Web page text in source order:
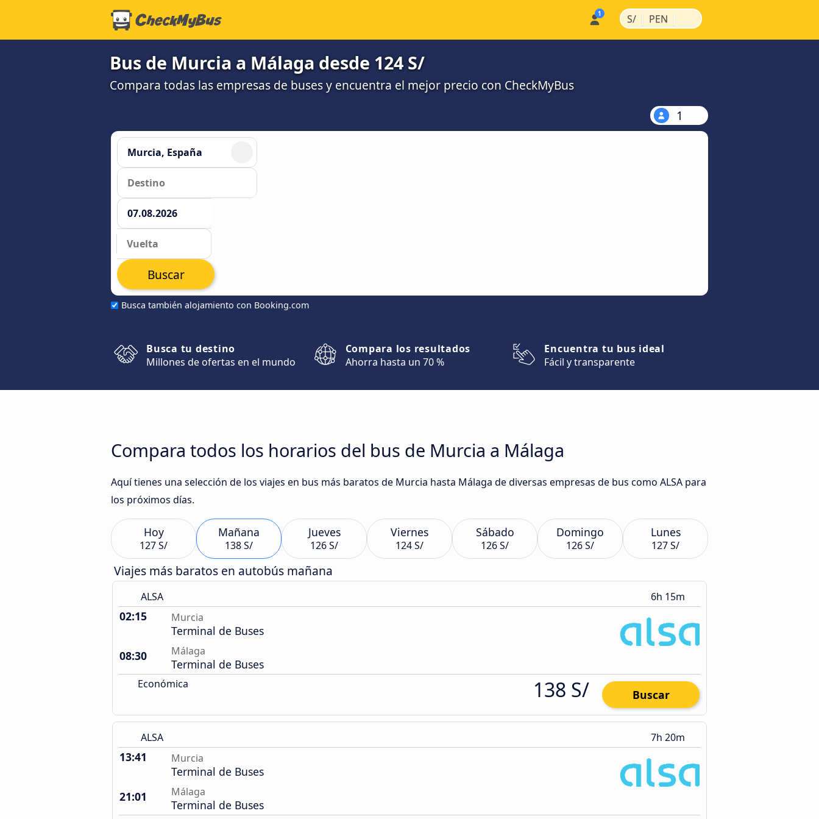
S/ | PEN |
Bus de Murcia a Málaga desde 124 S/
Compara todas las empresas de buses y encuentra el mejor precio con CheckMyBus
1
Busca también alojamiento con Booking.com
Buscar
Busca tu destino
Millones de ofertas en el mundo
Compara los resultados
Ahorra hasta un 70 %
Encuentra tu bus ideal
Fácil y transparente
Compara todos los horarios del bus de Murcia a Málaga
Aquí tienes una selección de los viajes en bus más baratos de Murcia hasta Málaga de diversas empresas de bus como ALSA para
los próximos días.
Hoy
127 S/
Mañana
138 S/
Jueves
126 S/
Viernes
124 S/
Sábado
126 S/
Domingo
126 S/
Lunes
127 S/
Viajes más baratos en autobús mañana
ALSA 6h 15m
02:15 Murcia
Terminal de Buses
08:30
Málaga
Terminal de Buses
Económica 138 S/ Buscar
ALSA 7h 20m
13:41 Murcia
Terminal de Buses
21:01
Málaga
Terminal de Buses